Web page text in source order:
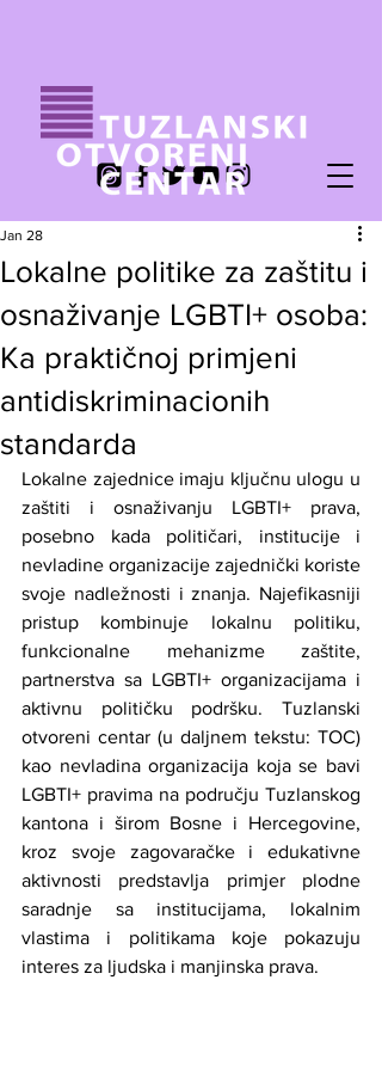
Lokalne politike za zaštitu i
osnaživanje LGBTI+ osoba:
Ka praktičnoj primjeni
antidiskriminacionih
standarda
Jan 28
Lokalne zajednice imaju ključnu ulogu u
zaštiti i osnaživanju LGBTI+ prava,
posebno kada političari, institucije i
nevladine organizacije zajednički koriste
svoje nadležnosti i znanja. Najefikasniji
pristup kombinuje lokalnu politiku,
funkcionalne mehanizme zaštite,
partnerstva sa LGBTI+ organizacijama i
aktivnu političku podršku. Tuzlanski
otvoreni centar (u daljnem tekstu: TOC)
kao nevladina organizacija koja se bavi
LGBTI+ pravima na području Tuzlanskog
kantona i širom Bosne i Hercegovine,
kroz svoje zagovaračke i edukativne
aktivnosti predstavlja primjer plodne
saradnje sa institucijama, lokalnim
vlastima i politikama koje pokazuju
interes za ljudska i manjinska prava.